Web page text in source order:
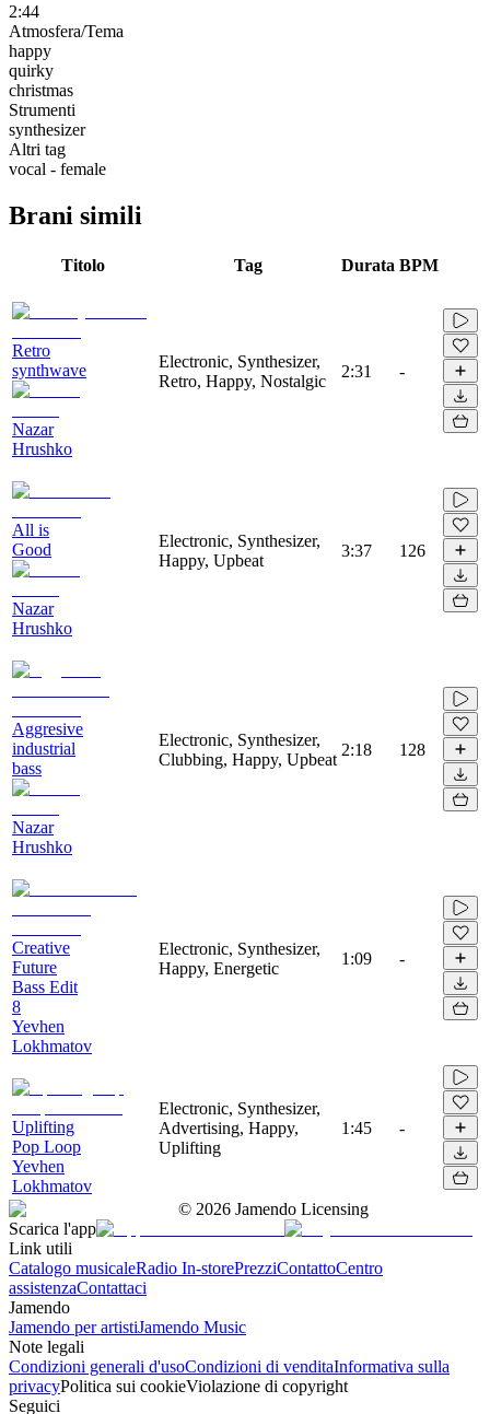
2:44
Atmosfera/Tema
happy
quirky
christmas
Strumenti
synthesizer
Altri tag
vocal - female
Brani simili
Titolo Tag Durata BPM
Retro
synthwave
Nazar
Hrushko
Electronic, Synthesizer,
Retro, Happy, Nostalgic
2:31 -
All is
Good
Nazar
Hrushko
Electronic, Synthesizer,
Happy, Upbeat
3:37 126
Aggresive
industrial
bass
Nazar
Hrushko
Electronic, Synthesizer,
Clubbing, Happy, Upbeat
2:18 128
Creative
Future
Bass Edit
8
Yevhen
Lokhmatov
Electronic, Synthesizer,
Happy, Energetic
1:09 -
Uplifting
Pop Loop
Yevhen
Lokhmatov
Electronic, Synthesizer,
Advertising, Happy,
Uplifting
1:45 -
© 2026 Jamendo Licensing
Scarica l'app
Link utili
Catalogo musicaleRadio In-storePrezziContattoCentro
assistenzaContattaci
Jamendo
Jamendo per artistiJamendo Music
Note legali
Condizioni generali d'usoCondizioni di venditaInformativa sulla
privacyPolitica sui cookieViolazione di copyright
Seguici